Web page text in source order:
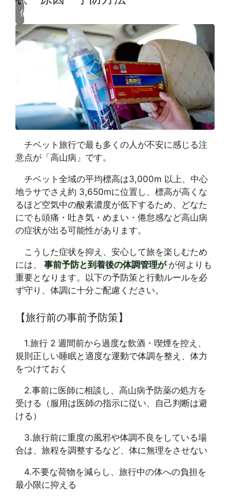
備
チベット旅行で最も多くの人が不安に感じる注
意点が「高山病」です。
チベット全域の平均標高は3,000m 以上、中心
地ラサでさえ約 3,650mに位置し、標高が高くな
るほど空気中の酸素濃度が低下するため、どなた
にでも頭痛・吐き気・めまい・倦怠感など高山病
の症状が出る可能性があります。
こうした症状を抑え、安心して旅を楽しむため
には、 事前予防と到着後の体調管理が が何よりも
重要となります。以下の予防策と行動ルールを必
ず守り、体調に十分ご配慮ください。
【旅行前の事前予防策】
1.旅行 2 週間前から過度な飲酒・喫煙を控え、
規則正しい睡眠と適度な運動で体調を整え、体力
をつけておく
2.事前に医師に相談し、高山病予防薬の処方を
受ける（服用は医師の指示に従い、自己判断は避
ける）
3.旅行前に重度の風邪や体調不良をしている場
合は、旅程を調整するなど、体に無理をさせない
4.不要な荷物を減らし、旅行中の体への負担を
最小限に抑える